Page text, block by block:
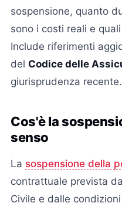
sospensione, quanto
sono i costi reali e
Include riferimenti
del Codice delle
giurisprudenza recente.
Cos'è la
senso
La sospensione della
contrattuale prevista
Civile e dalle